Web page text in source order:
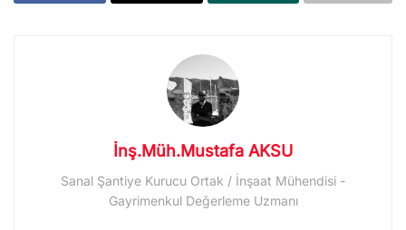
İnş.Müh.Mustafa AKSU
Sanal Şantiye Kurucu Ortak / İnşaat Mühendisi -
Gayrimenkul Değerleme Uzmanı